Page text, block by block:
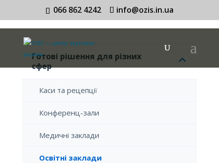
066 862 4242 info@ozis.in.ua
Готові рішення для різних
сфер
Каси та рецепції
Конференц-зали
Медичні заклади
Освітні заклади